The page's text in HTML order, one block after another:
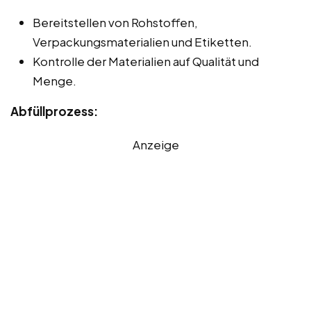
Bereitstellen von Rohstoffen,
Verpackungsmaterialien und Etiketten.
Kontrolle der Materialien auf Qualität und
Menge.
Abfüllprozess:
Anzeige